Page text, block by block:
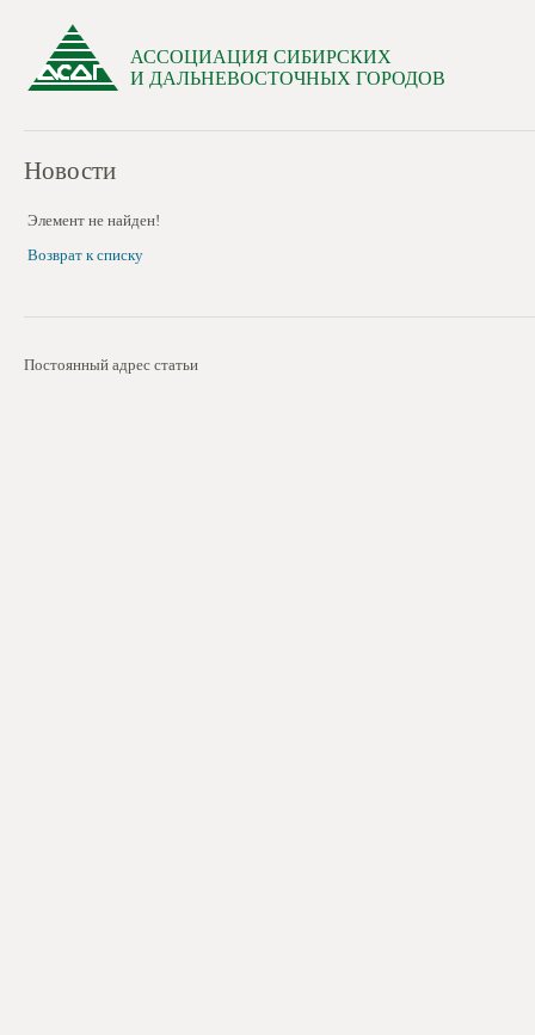
АССОЦИАЦИЯ СИБИРСКИХ
И ДАЛЬНЕВОСТОЧНЫХ ГОРОДОВ
Новости
Элемент не найден!
Возврат к списку
Постоянный адрес статьи